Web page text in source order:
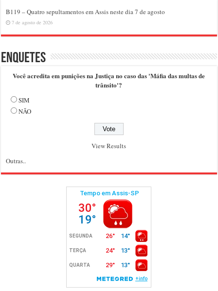
B119 – Quatro sepultamentos em Assis neste dia 7 de agosto
7 de agosto de 2026
Enquetes
Você acredita em punições na Justiça no caso das 'Máfia das multas de
trânsito'?
SIM
NÃO
View Results
Outras..